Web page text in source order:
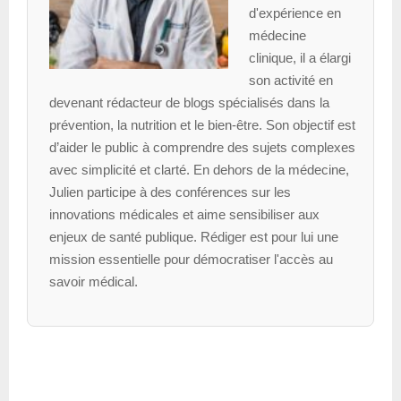
d'expérience en
médecine
clinique, il a élargi
son activité en
devenant rédacteur de blogs spécialisés dans la
prévention, la nutrition et le bien-être. Son objectif est
d’aider le public à comprendre des sujets complexes
avec simplicité et clarté. En dehors de la médecine,
Julien participe à des conférences sur les
innovations médicales et aime sensibiliser aux
enjeux de santé publique. Rédiger est pour lui une
mission essentielle pour démocratiser l'accès au
savoir médical.